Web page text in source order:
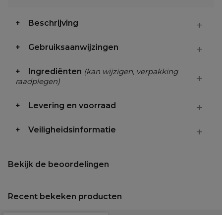
Beschrijving
Gebruiksaanwijzingen
Ingrediënten (kan wijzigen, verpakking
raadplegen)
Levering en voorraad
Veiligheidsinformatie
Bekijk de beoordelingen
Recent bekeken producten